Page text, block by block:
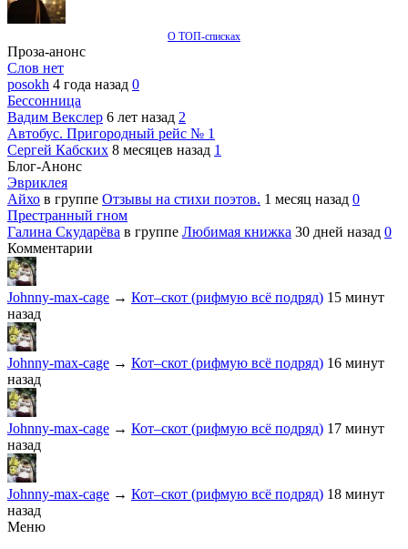
О ТОП-списках
Проза-анонс
Слов нет
posokh 4 года назад 0
Бессонница
Вадим Векслер 6 лет назад 2
Автобус. Пригородный рейс № 1
Сергей Кабских 8 месяцев назад 1
Блог-Анонс
Эвриклея
Айхо в группе Отзывы на стихи поэтов. 1 месяц назад 0
Престранный гном
Галина Скударёва в группе Любимая книжка 30 дней назад 0
Комментарии
Johnny-max-cage → Кот–скот (рифмую всё подряд) 15 минут
назад
Johnny-max-cage → Кот–скот (рифмую всё подряд) 16 минут
назад
Johnny-max-cage → Кот–скот (рифмую всё подряд) 17 минут
назад
Johnny-max-cage → Кот–скот (рифмую всё подряд) 18 минут
назад
Меню